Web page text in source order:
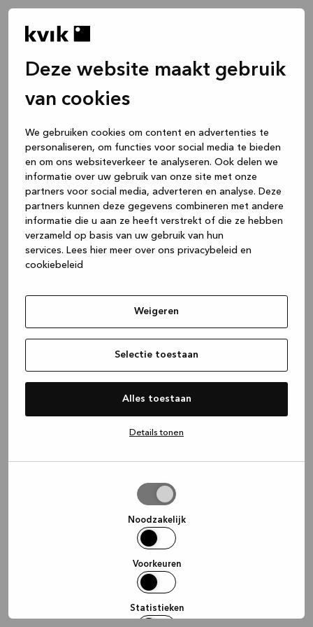
Deze website maakt gebruik
van cookies
We gebruiken cookies om content en advertenties te
personaliseren, om functies voor social media te bieden
en om ons websiteverkeer te analyseren. Ook delen we
informatie over uw gebruik van onze site met onze
partners voor social media, adverteren en analyse. Deze
partners kunnen deze gegevens combineren met andere
informatie die u aan ze heeft verstrekt of die ze hebben
verzameld op basis van uw gebruik van hun
services. Lees hier meer over ons privacybeleid en
cookiebeleid
Weigeren
Selectie toestaan
Alles toestaan
Details tonen
Noodzakelijk
Voorkeuren
Statistieken
(see the browser console for more
information).